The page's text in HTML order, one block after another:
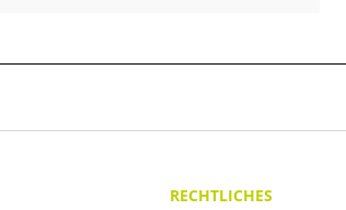
RECHTLICHES